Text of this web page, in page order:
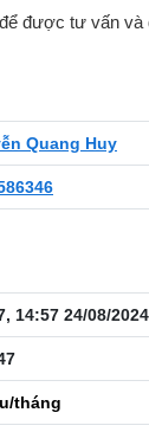
được tư vấn
Quang Huy
14:57 24/08/2024
tháng